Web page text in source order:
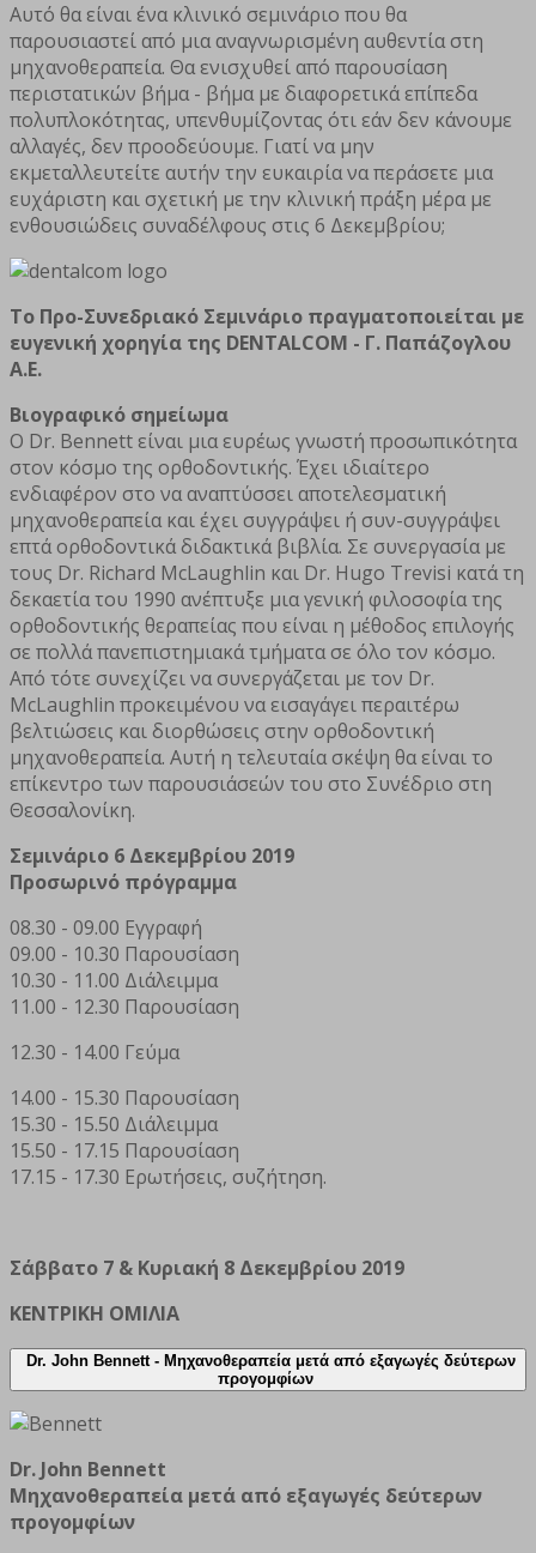
Αυτό θα είναι ένα κλινικό σεμινάριο που θα
παρουσιαστεί από μια αναγνωρισμένη αυθεντία στη
μηχανοθεραπεία. Θα ενισχυθεί από παρουσίαση
περιστατικών βήμα - βήμα με διαφορετικά επίπεδα
πολυπλοκότητας, υπενθυμίζοντας ότι εάν δεν κάνουμε
αλλαγές, δεν προοδεύουμε. Γιατί να μην
εκμεταλλευτείτε αυτήν την ευκαιρία να περάσετε μια
ευχάριστη και σχετική με την κλινική πράξη μέρα με
ενθουσιώδεις συναδέλφους στις 6 Δεκεμβρίου;
Το Προ-Συνεδριακό Σεμινάριο πραγματοποιείται με
ευγενική χορηγία της DENTALCOM - Γ. Παπάζογλου
Α.Ε.
Βιογραφικό σημείωμα
Ο Dr. Bennett είναι μια ευρέως γνωστή προσωπικότητα
στον κόσμο της ορθοδοντικής. Έχει ιδιαίτερο
ενδιαφέρον στο να αναπτύσσει αποτελεσματική
μηχανοθεραπεία και έχει συγγράψει ή συν-συγγράψει
επτά ορθοδοντικά διδακτικά βιβλία. Σε συνεργασία με
τους Dr. Richard McLaughlin και Dr. Hugo Trevisi κατά τη
δεκαετία του 1990 ανέπτυξε μια γενική φιλοσοφία της
ορθοδοντικής θεραπείας που είναι η μέθοδος επιλογής
σε πολλά πανεπιστημιακά τμήματα σε όλο τον κόσμο.
Από τότε συνεχίζει να συνεργάζεται με τον Dr.
McLaughlin προκειμένου να εισαγάγει περαιτέρω
βελτιώσεις και διορθώσεις στην ορθοδοντική
μηχανοθεραπεία. Αυτή η τελευταία σκέψη θα είναι το
επίκεντρο των παρουσιάσεών του στο Συνέδριο στη
Θεσσαλονίκη.
Σεμινάριο 6 Δεκεμβρίου 2019
Προσωρινό πρόγραμμα
08.30 - 09.00 Εγγραφή
09.00 - 10.30 Παρουσίαση
10.30 - 11.00 Διάλειμμα
11.00 - 12.30 Παρουσίαση
12.30 - 14.00 Γεύμα
14.00 - 15.30 Παρουσίαση
15.30 - 15.50 Διάλειμμα
15.50 - 17.15 Παρουσίαση
17.15 - 17.30 Ερωτήσεις, συζήτηση.
Σάββατο 7 & Κυριακή 8 Δεκεμβρίου 2019
ΚΕΝΤΡΙΚΗ ΟΜΙΛΙΑ
Dr. John Bennett - Μηχανοθεραπεία μετά από εξαγωγές δεύτερων
προγομφίων
Dr. John Bennett
Μηχανοθεραπεία μετά από εξαγωγές δεύτερων
προγομφίων